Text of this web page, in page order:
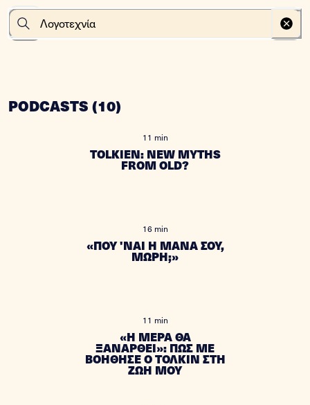
PODCASTS (10)
11 min
TOLKIEN: NEW MYTHS
FROM OLD?
16 min
«ΠΟΥ 'ΝΑΙ Η ΜΑΝΑ ΣΟΥ,
ΜΩΡΗ;»
11 min
«Η ΜΕΡΑ ΘΑ
ΞΑΝΑΡΘΕΙ»: ΠΩΣ ΜΕ
ΒΟΗΘΗΣΕ Ο ΤΟΛΚΙΝ ΣΤΗ
ΖΩΗ ΜΟΥ